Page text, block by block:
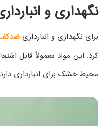
نگهداری و
برای نگهداری و انبارداری
کرد. این مواد معمولاً قابل
محیط خشک برای انبارداری